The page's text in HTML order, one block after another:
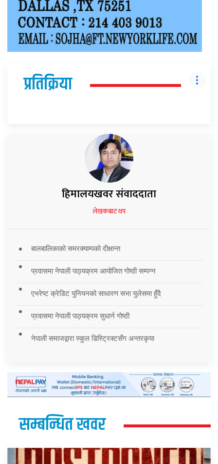
प्रतिक्रिया
हिमालयखवर संवाददाता
लेखकबाट थप
बालबालिकाको समरक्याम्पको दीक्षान्त
प्रवासमा नेपाली पाठ्यक्रम आयोजित गोष्ठी सम्पन्न
एभरेष्ट क्रेडिट युनियनको साधारण सभा युलेसमा हुँदै
प्रवासमा नेपाली पाठ्यक्रम सुधार्न गोष्ठी
नेपाली समाजद्वारा स्कुल डिस्ट्रिक्टसँग अन्तरकृया
सम्बन्धित खवर